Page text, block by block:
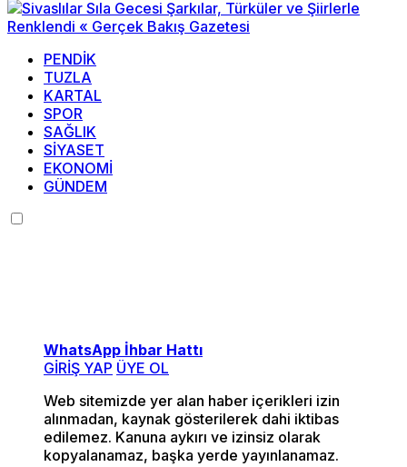
PENDİK
TUZLA
KARTAL
SPOR
SAĞLIK
SİYASET
EKONOMİ
GÜNDEM
WhatsApp İhbar Hattı
GİRİŞ YAP ÜYE OL
Web sitemizde yer alan haber içerikleri izin
alınmadan, kaynak gösterilerek dahi iktibas
edilemez. Kanuna aykırı ve izinsiz olarak
kopyalanamaz, başka yerde yayınlanamaz.